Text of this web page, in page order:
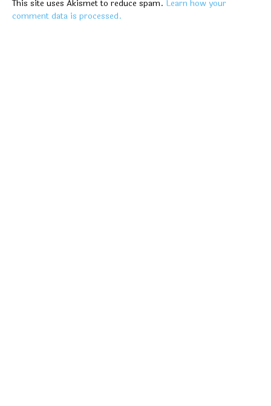
This site uses Akismet to reduce spam. Learn how your
comment data is processed.